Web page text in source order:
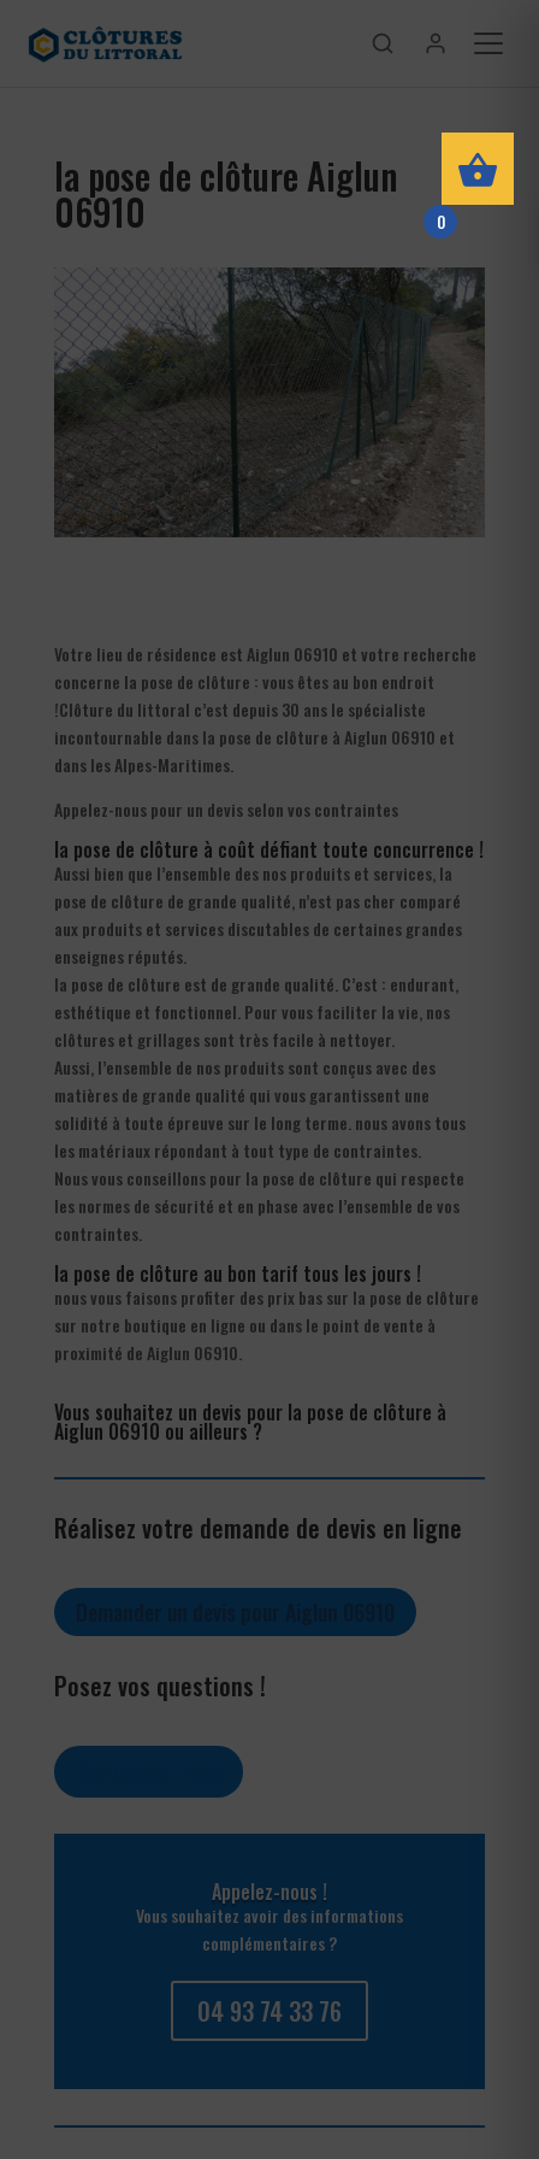
la pose de clôture Aiglun
06910
Votre lieu de résidence est Aiglun 06910 et votre recherche
concerne la pose de clôture : vous êtes au bon endroit
!Clôture du littoral c’est depuis 30 ans le spécialiste
incontournable dans la pose de clôture à Aiglun 06910 et
dans les Alpes-Maritimes.
Appelez-nous pour un devis selon vos contraintes
la pose de clôture à coût défiant toute concurrence !
Aussi bien que l’ensemble des nos produits et services, la
pose de clôture de grande qualité, n’est pas cher comparé
aux produits et services discutables de certaines grandes
enseignes réputés.
la pose de clôture est de grande qualité. C’est : endurant,
esthétique et fonctionnel. Pour vous faciliter la vie, nos
clôtures et grillages sont très facile à nettoyer.
Aussi, l’ensemble de nos produits sont conçus avec des
matières de grande qualité qui vous garantissent une
solidité à toute épreuve sur le long terme. nous avons tous
les matériaux répondant à tout type de contraintes.
Nous vous conseillons pour la pose de clôture qui respecte
les normes de sécurité et en phase avec l’ensemble de vos
contraintes.
la pose de clôture au bon tarif tous les jours !
nous vous faisons profiter des prix bas sur la pose de clôture
sur notre boutique en ligne ou dans le point de vente à
proximité de Aiglun 06910.
Vous souhaitez un devis pour la pose de clôture à
Aiglun 06910 ou ailleurs ?
Réalisez votre demande de devis en ligne
Posez vos questions !
Appelez-nous !
Vous souhaitez avoir des informations
complémentaires ?
04 93 74 33 76
0